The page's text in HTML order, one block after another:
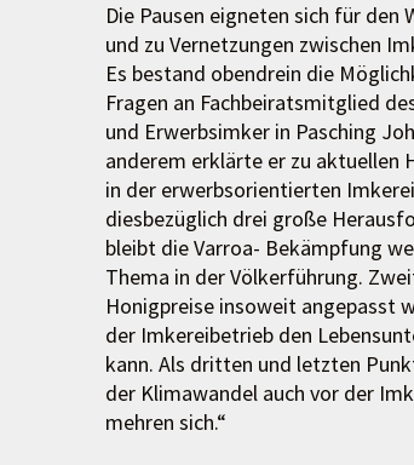
Die Pausen eigneten sich für den
und zu Vernetzungen zwischen
Es bestand obendrein die
Fragen an Fachbeiratsmitglied
und Erwerbsimker in Pasching
anderem erklärte er zu aktuellen
in der erwerbsorientierten
diesbezüglich drei große
bleibt die Varroa- Bekämpfung
Thema in der Völkerführung.
Honigpreise insoweit angepasst
der Imkereibetrieb den
kann. Als dritten und letzten
der Klimawandel auch vor der
mehren sich.“